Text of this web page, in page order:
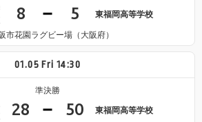
8 5 東福岡高等学校
市花園ラグビー場（大阪府）
01.05 Fri 14:30
準決勝
28 50 東福岡高等学校